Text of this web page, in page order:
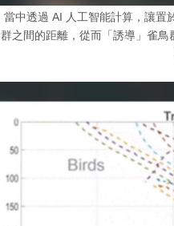
當中透過 AI 人工智能計算，讓置
群之間的距離，從而「誘導」雀